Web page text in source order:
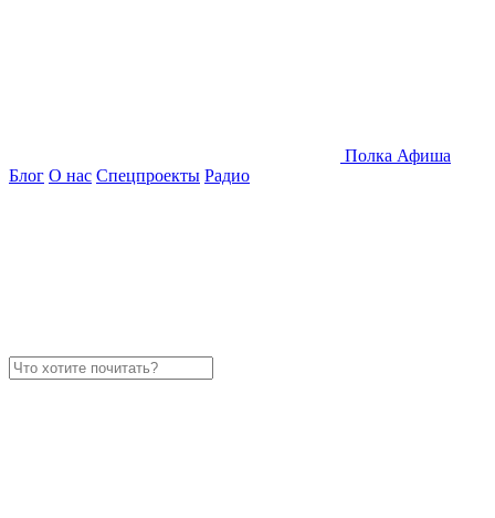
Полка Афиша
Блог О нас Спецпроекты Радио